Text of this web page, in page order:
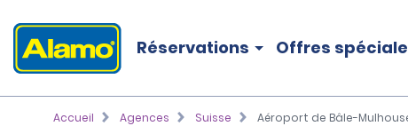
Réservations Offres
Accueil Agences Suisse Aéroport de Bâle-